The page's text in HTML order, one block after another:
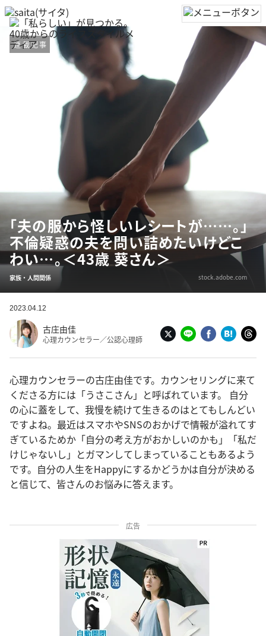
連載記事
「夫の服から怪しいレシートが……。」
不倫疑惑の夫を問い詰めたいけどこ
わい…。＜43歳 葵さん＞
家族・人間関係 stock.adobe.com
2023.04.12
古庄由佳
心理カウンセラー／公認心理師
心理カウンセラーの古庄由佳です。カウンセリングに来て
くださる方には「うさこさん」と呼ばれています。 自分
の心に蓋をして、我慢を続けて生きるのはとてもしんどい
ですよね。最近はスマホやSNSのおかげで情報が溢れてす
ぎているためか「自分の考え方がおかしいのかも」「私だ
けじゃないし」とガマンしてしまっていることもあるよう
です。自分の人生をHappyにするかどうかは自分が決める
と信じて、皆さんのお悩みに答えます。
広告